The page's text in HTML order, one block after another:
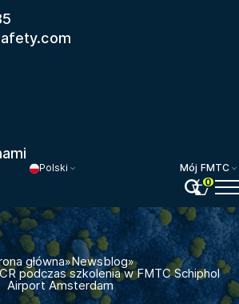
Polski
Mój FMTC
0
główna»Newsblog»
podczas szkolenia w FMTC Schiphol
Airport Amsterdam